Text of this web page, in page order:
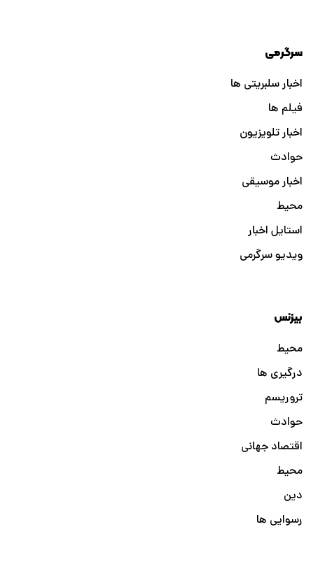
سرگرمی
اخبار سلبریتی ها
فیلم ها
اخبار تلویزیون
حوادث
اخبار موسیقی
محیط
استایل اخبار
ویدیو سرگرمی
بیزنس
محیط
درگیری ها
تروریسم
حوادث
اقتصاد جهانی
محیط
دین
رسوایی ها